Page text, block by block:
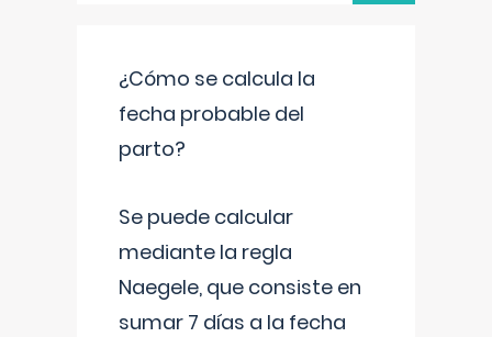
¿Cómo se calcula la
fecha probable del
parto?
Se puede calcular
mediante la regla
Naegele, que consiste en
sumar 7 días a la fecha